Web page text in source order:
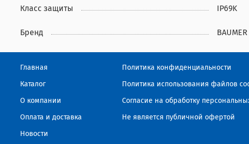
Класс защиты IP69K
Бренд BAUMER
Главная
Каталог
О компании
Оплата и доставка
Новости
Политика конфиденциальности
Политика использования файлов
Согласие на обработку
Не является публичной офертой